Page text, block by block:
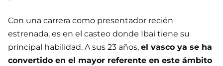
Con una carrera como presentador recién
estrenada, es en el casteo donde Ibai tiene su
principal habilidad. A sus 23 años, el vasco ya se ha
convertido en el mayor referente en este ámbito